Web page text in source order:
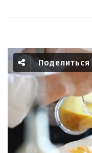
Поделиться